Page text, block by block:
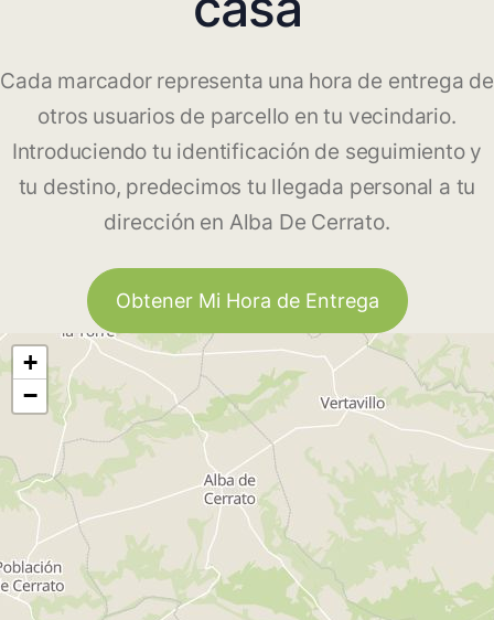
Cada marcador representa una hora de entrega de
otros usuarios de parcello en tu vecindario.
Introduciendo tu identificación de seguimiento y
tu destino, predecimos tu llegada personal a tu
dirección en Alba De Cerrato.
Obtener Mi Hora de Entrega
+
−